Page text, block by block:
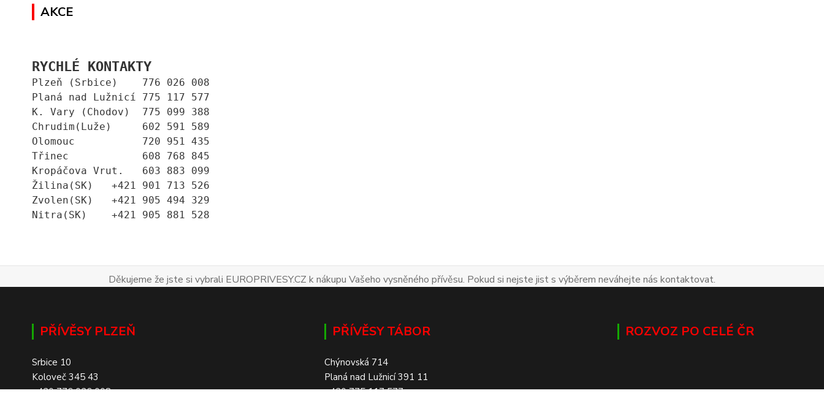
AKCE
RYCHLÉ KONTAKTY
Plzeň (Srbice)    776 026 008
Planá nad Lužnicí 775 117 577
K. Vary (Chodov)  775 099 388
Chrudim(Luže)     602 591 589
Olomouc           720 951 435
Třinec            608 768 845
Kropáčova Vrut.   603 883 099
Žilina(SK)   +421 901 713 526
Zvolen(SK)   +421 905 494 329
Nitra(SK)    +421 905 881 528
Děkujeme že jste si vybrali EUROPRIVESY.CZ k nákupu Vašeho vysněného přívěsu. Pokud si nejste jist s výběrem neváhejte nás kontaktovat.
PŘÍVĚSY PLZEŇ
Srbice 10
Koloveč 345 43
+420 776 026 008
PŘÍVĚSY TÁBOR
Chýnovská 714
Planá nad Lužnicí 391 11
+420 775 117 577
ROZVOZ PO CELÉ ČR